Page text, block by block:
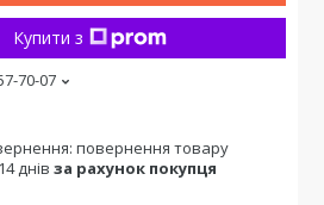
Купити з
70-07
повернення товару
днів за рахунок покупця